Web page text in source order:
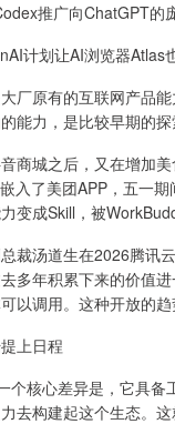
推广向ChatGPT的
计划让AI浏览器Atlas
厂原有的互联网产品
能力，是比较早期的
商城之后，又在增加
入了美团APP，五一
变成Skill，被
裁汤道生在2026腾讯
多年积累下来的价值
以调用。这种开放的趋
上日程
个核心差异是，它具
去构建起这个生态。